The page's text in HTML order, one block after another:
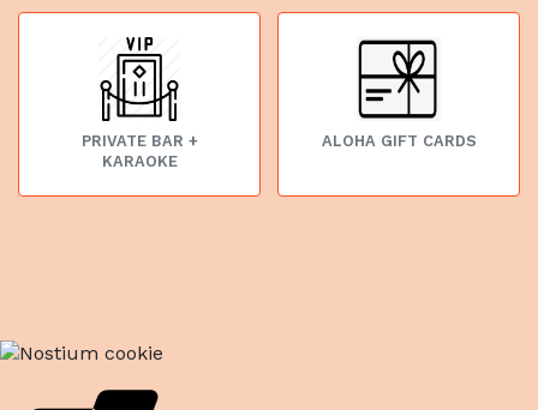
PRIVATE BAR +
KARAOKE
ALOHA GIFT CARDS